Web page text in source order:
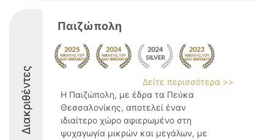
Διακριθέντες
Παιζώπολη
Δείτε περισσότερα >>
Η Παιζώπολη, με έδρα τα Πεύκα
Θεσσαλονίκης, αποτελεί έναν
ιδιαίτερο χώρο αφιερωμένο στη
ψυχαγωγία μικρών και μεγάλων, με